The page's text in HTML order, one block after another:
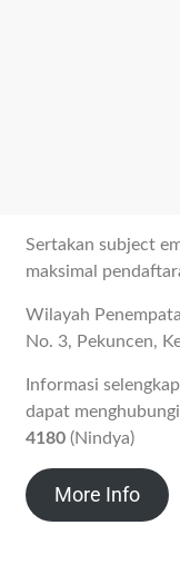
Sertakan subject
maksimal
Wilayah
No. 3, Pekuncen,
Informasi
dapat
4180(Nindya)
More Info